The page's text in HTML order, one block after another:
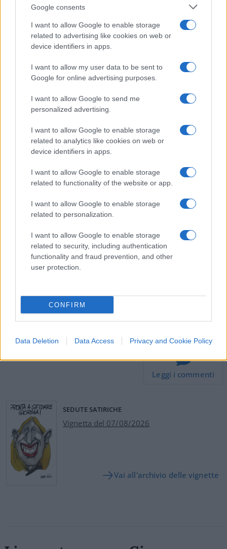
Google consents
I want to allow Google to enable storage
related to advertising like cookies on web or
device identifiers in apps.
I want to allow my user data to be sent to
Google for online advertising purposes.
I want to allow Google to send me
personalized advertising.
I want to allow Google to enable storage
related to analytics like cookies on web or
device identifiers in apps.
I want to allow Google to enable storage
related to functionality of the website or app.
I want to allow Google to enable storage
related to personalization.
I want to allow Google to enable storage
related to security, including authentication
functionality and fraud prevention, and other
user protection.
CONFIRM
Data Deletion Data Access Privacy and Cookie Policy
sono dell’idea che la Salis debba uscire dalla
galera , però renderla l’eroina della sinistra anche
no. E non si possono accusare la Meloni ed il
governo italiano di essere colpevole di situazione.
È ridicolo. Su questo, oggi Salvatore Merlo è
stupendo. Sul Foglio scrive: “È una giovane
con un manganello nello zaino. Non è Altiero
Spinelli”.
00:00
2024
#ILARIA SALIS
Leggi i commenti
SEDUTE SATIRICHE
Vignetta del 07/08/2026
Vai all'archivio delle vignette